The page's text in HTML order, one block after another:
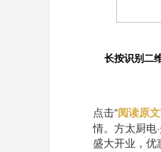
长按识别二
点击“阅读原文
情。方太厨电
盛大开业，优